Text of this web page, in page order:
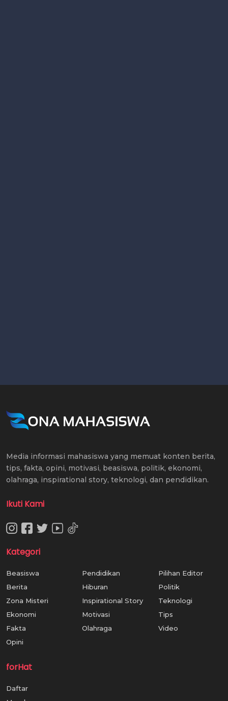
Media informasi mahasiswa yang memuat konten berita,
tips, fakta, opini, motivasi, beasiswa, politik, ekonomi,
olahraga, inspirational story, teknologi, dan pendidikan.
Ikuti Kami
Kategori
Beasiswa
Berita
Zona Misteri
Ekonomi
Fakta
Opini
Pendidikan
Hiburan
Inspirational Story
Motivasi
Olahraga
Pilihan Editor
Politik
Teknologi
Tips
Video
forHat
Daftar